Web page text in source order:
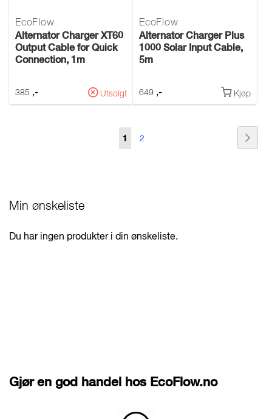
EcoFlow
Alternator Charger XT60
Output Cable for Quick
Connection, 1m
385 ,- Utsolgt
EcoFlow
Alternator Charger Plus
1000 Solar Input Cable,
5m
649 ,- Kjøp
Side
Du
1 Side
2
Min ønskeliste
Du har ingen produkter i din ønskeliste.
Gjør en god handel hos EcoFlow.no